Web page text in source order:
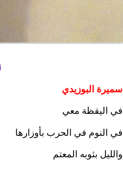
سميرة البوزيدي
في اليقظة معي
في النوم في الحرب بأوزارها
والليل بثوبه المعتم